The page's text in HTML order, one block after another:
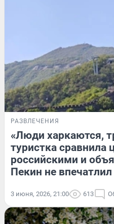
РАЗВЛЕЧЕНИЯ
«Люди харкаются,
туристка сравнила
российскими и
Пекин не впечатлил
3 июня, 2026, 21:00 613